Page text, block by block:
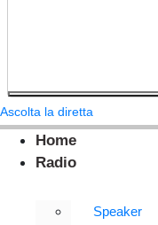
Ascolta la diretta
Home
Radio
Speaker